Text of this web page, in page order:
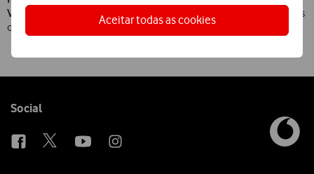
Aceitar todas as cookies
Vodafone:
€749,9 (inclui €50 de desconto), para os primeiros clientes
que adquiram o Sony Xperia Z5 Premium.
Follow
Social